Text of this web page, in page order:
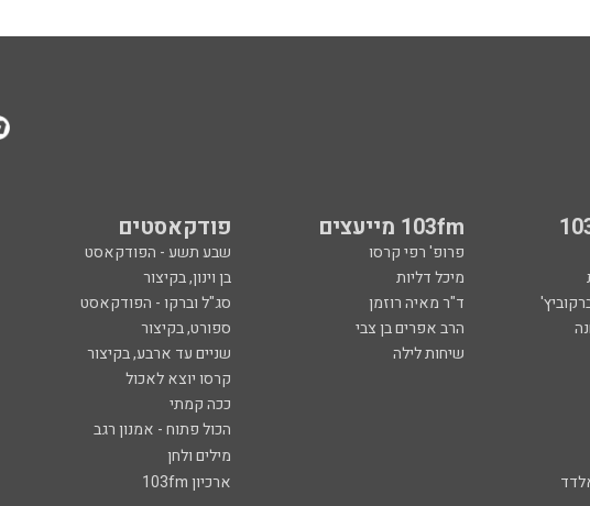
103fm מייעצים פודקאסטים
פרופ' רפי קרסו שבע תשע - הפודקאסט
מיכל דליות בן וינון, בקיצור
ד"ר מאיה רוזמן סג"ל וברקו - הפודקאסט
הרב אפרים בן צבי ספורט, בקיצור
שיחות לילה שניים עד ארבע, בקיצור
קרסו יוצא לאכול
ככה קמתי
הכול פתוח - אמנון רגב
מילים ולחן
ארכיון 103fm